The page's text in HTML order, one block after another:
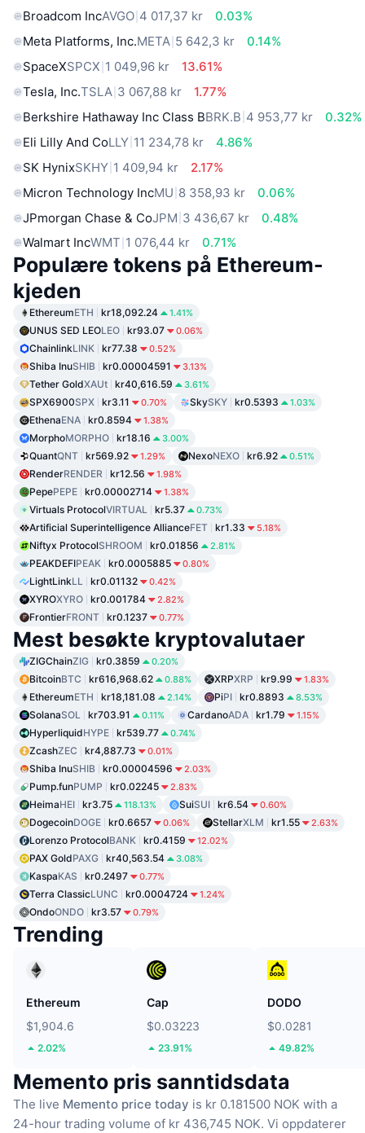
Broadcom IncAVGO 4 017,37 kr
0.03%
Meta Platforms, Inc.META 5 642,3 kr
0.14%
SpaceXSPCX 1 049,96 kr
13.61%
Tesla, Inc.TSLA 3 067,88 kr
1.77%
Berkshire Hathaway Inc Class BBRK.B 4 953,77 kr
0.32%
Eli Lilly And CoLLY 11 234,78 kr
4.86%
SK HynixSKHY 1 409,94 kr
2.17%
Micron Technology IncMU 8 358,93 kr
0.06%
JPmorgan Chase & CoJPM 3 436,67 kr
0.48%
Walmart IncWMT 1 076,44 kr 0.71%
Populære tokens på Ethereum-
kjeden
EthereumETH kr18,092.24 1.41%
UNUS SED LEOLEO kr93.07 0.06%
ChainlinkLINK kr77.38 0.52%
Shiba InuSHIB kr0.00004591 3.13%
Tether GoldXAUt kr40,616.59 3.61%
SPX6900SPX kr3.11 0.70% SkySKY kr0.5393 1.03%
EthenaENA kr0.8594 1.38%
MorphoMORPHO kr18.16 3.00%
QuantQNT kr569.92 1.29% NexoNEXO kr6.92 0.51%
RenderRENDER kr12.56 1.98%
PepePEPE kr0.00002714 1.38%
Virtuals ProtocolVIRTUAL kr5.37 0.73%
Artificial Superintelligence AllianceFET kr1.33 5.18%
Niftyx ProtocolSHROOM kr0.01856 2.81%
PEAKDEFIPEAK kr0.0005885 0.80%
LightLinkLL kr0.01132 0.42%
XYROXYRO kr0.001784 2.82%
FrontierFRONT kr0.1237 0.77%
Mest besøkte kryptovalutaer
ZIGChainZIG kr0.3859 0.20%
BitcoinBTC kr616,968.62 0.88% XRPXRP kr9.99 1.83%
EthereumETH kr18,181.08 2.14% PiPI kr0.8893 8.53%
SolanaSOL kr703.91 0.11% CardanoADA kr1.79 1.15%
HyperliquidHYPE kr539.77 0.74%
ZcashZEC kr4,887.73 0.01%
Shiba InuSHIB kr0.00004596 2.03%
Pump.funPUMP kr0.02245 2.83%
HeimaHEI kr3.75 118.13% SuiSUI kr6.54 0.60%
DogecoinDOGE kr0.6657 0.06% StellarXLM kr1.55 2.63%
Lorenzo ProtocolBANK kr0.4159 12.02%
PAX GoldPAXG kr40,563.54 3.08%
KaspaKAS kr0.2497 0.77%
Terra ClassicLUNC kr0.0004724 1.24%
OndoONDO kr3.57 0.79%
Trending
Ethereum
$1,904.6
2.02%
Cap
$0.03223
23.91%
DODO
$0.0281
49.82%
Memento pris sanntidsdata
The live Memento price today is kr 0.181500 NOK with a
24-hour trading volume of kr 436,745 NOK. Vi oppdaterer